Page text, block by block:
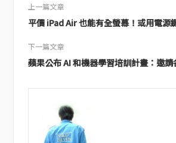
上一篇文章
平價 iPad Air 也能有全螢幕！或用電源
下一篇文章
蘋果公布 AI 和機器學習培訓計畫：邀